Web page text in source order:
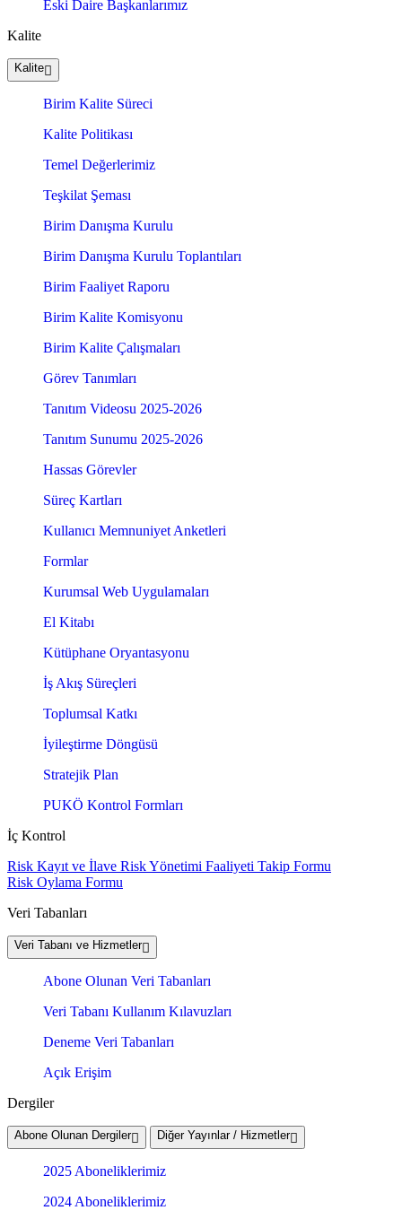
Eski Daire Başkanlarımız
Kalite
Kalite
Birim Kalite Süreci
Kalite Politikası
Temel Değerlerimiz
Teşkilat Şeması
Birim Danışma Kurulu
Birim Danışma Kurulu Toplantıları
Birim Faaliyet Raporu
Birim Kalite Komisyonu
Birim Kalite Çalışmaları
Görev Tanımları
Tanıtım Videosu 2025-2026
Tanıtım Sunumu 2025-2026
Hassas Görevler
Süreç Kartları
Kullanıcı Memnuniyet Anketleri
Formlar
Kurumsal Web Uygulamaları
El Kitabı
Kütüphane Oryantasyonu
İş Akış Süreçleri
Toplumsal Katkı
İyileştirme Döngüsü
Stratejik Plan
PUKÖ Kontrol Formları
İç Kontrol
Risk Kayıt ve İlave Risk Yönetimi Faaliyeti Takip Formu
Risk Oylama Formu
Veri Tabanları
Veri Tabanı ve Hizmetler
Abone Olunan Veri Tabanları
Veri Tabanı Kullanım Kılavuzları
Deneme Veri Tabanları
Açık Erişim
Dergiler
Abone Olunan Dergiler Diğer Yayınlar / Hizmetler
2025 Aboneliklerimiz
2024 Aboneliklerimiz